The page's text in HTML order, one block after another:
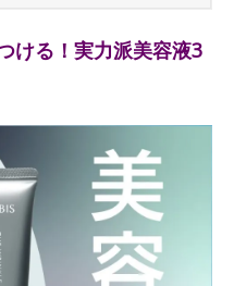
ける！実力派美容液3